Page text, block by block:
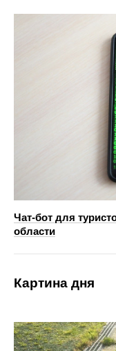
Чат-бот для
области
Картина дня